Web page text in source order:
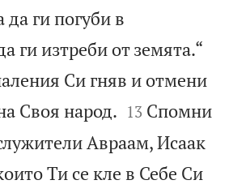
да ги погуби в
ги изтреби от земята.“
Си гняв и отмени
Своя народ. 

13 Спомни
Авраам, Исаак
Ти се кле в Себе Си